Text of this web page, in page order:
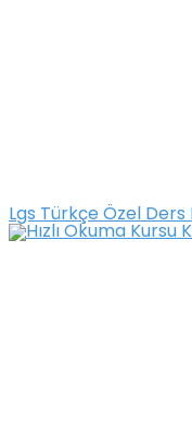
Lgs Türkçe Özel Ders